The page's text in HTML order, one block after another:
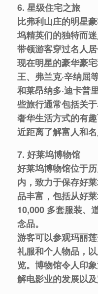
6. 星级住宅之旅
比弗利山庄的明星
坞精英们的独特而
带领游客穿过名人
现在明星的豪华豪
王、弗兰克·辛纳屈
和莱昂纳多·迪卡普
些旅行通常包括关
奢华生活方式的有
近距离了解富人和名
7. 好莱坞博物馆
好莱坞博物馆位于
内，致力于保存好
品丰富，包括从好
10,000 多套服装、
念品。
游客可以参观玛丽
礼服和个人物品，
览。博物馆令人印
解电影业的发展以